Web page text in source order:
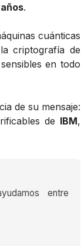
años.
cuánticas
criptografía de
en todo
de su mensaje:
de IBM,
entre